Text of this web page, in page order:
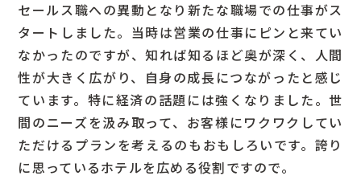
セールス職への異動となり新たな職場での仕事がス
タートしました。当時は営業の仕事にピンと来てい
なかったのですが、知れば知るほど奥が深く、人間
性が大きく広がり、自身の成長につながったと感じ
ています。特に経済の話題には強くなりました。世
間のニーズを汲み取って、お客様にワクワクしてい
ただけるプランを考えるのもおもしろいです。誇り
に思っているホテルを広める役割ですので。